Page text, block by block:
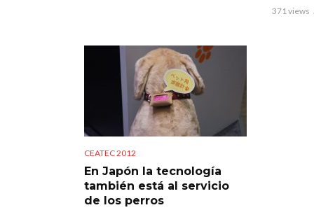
371 views
CEATEC 2012
En Japón la tecnología
también está al servicio
de los perros